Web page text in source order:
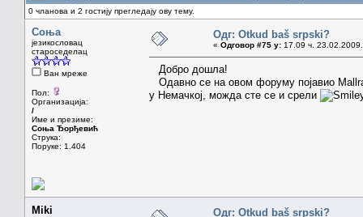
0 чланова и 2 гостију прегледају ову тему.
Соња
језикословац
староседелац
Ван мреже
Пол:
Организација:
/
Име и презиме:
Соња Ђорђевић
Струка:
Поруке: 1.404
Одг: Otkud baš srpski?
« Одговор #75 у: 17.09 ч.
Добро дошла!
Одавно се на овом форуму појавио
у Немачкој, можда сте се и срели
Miki Одг: Otkud baš srpski?